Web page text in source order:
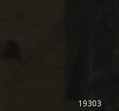
19303